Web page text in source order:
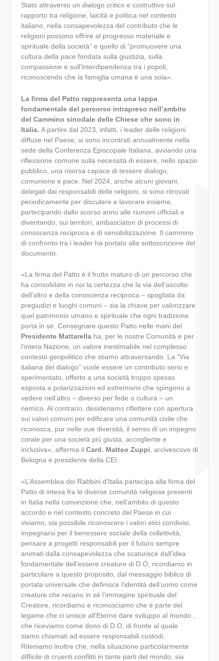
Stato attraverso un dialogo critico e costruttivo sul
rapporto tra religione, laicità e politica nel contesto
italiano, nella consapevolezza del contributo che le
religioni possono offrire al progresso materiale e
spirituale della società” e quello di “promuovere una
cultura della pace fondata sulla giustizia, sulla
compassione e sull’interdipendenza tra i popoli,
riconoscendo che la famiglia umana è una sola».
La firma del Patto rappresenta una tappa
fondamentale del percorso intrapreso nell’ambito
del Cammino sinodale delle Chiese che sono in
Italia. A partire dal 2023, infatti, i leader delle religioni
diffuse nel Paese, si sono incontrati annualmente nella
sede della Conferenza Episcopale Italiana, avviando una
riflessione comune sulla necessità di essere, nello spazio
pubblico, una risorsa capace di tessere dialogo,
comunione e pace. Nel 2024, anche alcuni giovani,
delegati dai responsabili delle religioni, si sono ritrovati
periodicamente per discutere e lavorare insieme,
partecipando dallo scorso anno alle riunioni ufficiali e
diventando, sui territori, ambasciatori di processi di
conoscenza reciproca e di sensibilizzazione. Il cammino
di confronto tra i leader ha portato alla sottoscrizione del
documento.
«La firma del Patto è il frutto maturo di un percorso che
ha consolidato in noi la certezza che la via dell’ascolto
dell’altro e della conoscenza reciproca – spogliata da
pregiudizi e luoghi comuni – sia la chiave per valorizzare
quel patrimonio umano e spirituale che ogni tradizione
porta in sé. Consegnare questo Patto nelle mani del
Presidente Mattarellaha, per le nostre Comunità e per
l’intera Nazione, un valore inestimabile nel complesso
contesto geopolitico che stiamo attraversando. La “Via
italiana del dialogo” vuole essere un contributo serio e
sperimentato, offerto a una società troppo spesso
esposta a polarizzazioni ed estremismi che spingono a
vedere nell’altro – diverso per fede o cultura – un
nemico. Al contrario, desideriamo riflettere con apertura
sui valori comuni per edificare una comunità civile che
riconosca, pur nelle sue diversità, il senso di un impegno
corale per una società più giusta, accogliente e
inclusiva», afferma il Card. Matteo Zuppi, arcivescovo di
Bologna e presidente della CEI.
«L’Assemblea dei Rabbini d’Italia partecipa alla firma del
Patto di intesa fra le diverse comunità religiose presenti
in Italia nella convinzione che, nell’ambito di questo
accordo e nel contesto concreto del Paese in cui
viviamo, sia possibile riconoscere i valori etici condivisi,
impegnarsi per il benessere sociale della collettività,
pensare a progetti responsabili per il futuro sempre
animati dalla consapevolezza che scaturisce dall’idea
fondamentale dell’essere creature di D.O; ricordiamo in
particolare a questo proposito, dal messaggio biblico di
portata universale che definisce l’identità dell’uomo come
creature che recano in sé l’immagine spirituale del
Creatore, ricordiamo e riconosciamo che è parte del
legame che ci unisce all’Eterno dare sviluppo al mondo ,
che riceviamo come dono di D.O, di fronte al quale
siamo chiamati ad essere responsabili custodi.
Riteniamo inoltre che, nella situazione particolarmente
difficile di cruenti conflitti in tante parti del mondo, sia